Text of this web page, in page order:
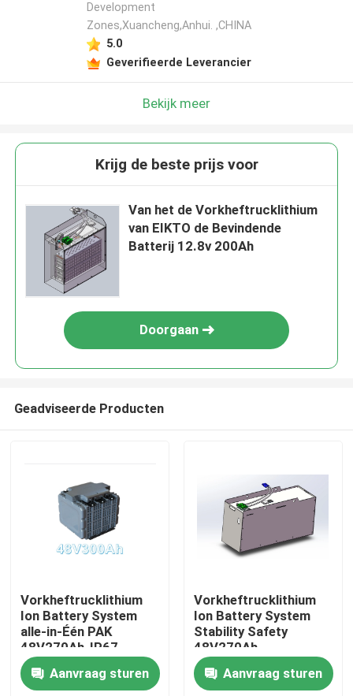
Huis
Producten
Ongeveer ons
Development
Zones,Xuancheng,Anhui. ,CHINA
5.0
Geverifieerde Leverancier
Bekijk meer
Krijg de beste prijs voor
Van het de Vorkheftrucklithium
van EIKTO de Bevindende
Batterij 12.8v 200Ah
Doorgaan
Geadviseerde Producten
Vorkheftrucklithium
Ion Battery System
alle-in-Één PAK
48V270Ah-IP67
Aanvraag sturen
Vorkheftrucklithium
Ion Battery System
Stability Safety
48V270Ah
Aanvraag sturen